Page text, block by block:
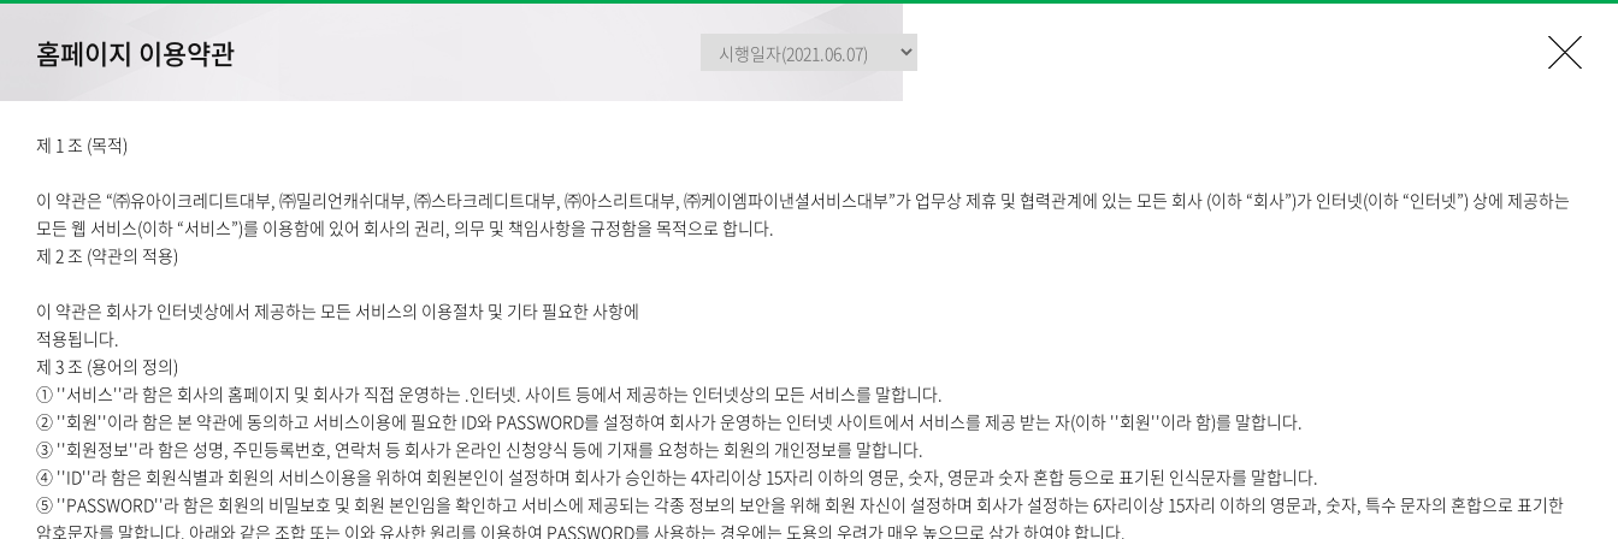
홈페이지 이용약관
제 1 조 (목적)
이 약관은 “㈜유아이크레디트대부, ㈜밀리언캐쉬대부, ㈜스타크레디트대부, ㈜아스리트대부, ㈜케이엠파이낸셜서비스대부”가 업무상 제휴 및 협력관계에 있는 모든 회사 (이하 “회사”)가 인터넷(이하 “인터넷”) 상에 제공하는
모든 웹 서비스(이하 “서비스”)를 이용함에 있어 회사의 권리, 의무 및 책임사항을 규정함을 목적으로 합니다.
제 2 조 (약관의 적용)
이 약관은 회사가 인터넷상에서 제공하는 모든 서비스의 이용절차 및 기타 필요한 사항에
적용됩니다.
제 3 조 (용어의 정의)
① ''서비스''라 함은 회사의 홈페이지 및 회사가 직접 운영하는 .인터넷. 사이트 등에서 제공하는 인터넷상의 모든 서비스를 말합니다.
② ''회원''이라 함은 본 약관에 동의하고 서비스이용에 필요한 ID와 PASSWORD를 설정하여 회사가 운영하는 인터넷 사이트에서 서비스를 제공 받는 자(이하 ''회원''이라 함)를 말합니다.
③ ''회원정보''라 함은 성명, 주민등록번호, 연락처 등 회사가 온라인 신청양식 등에 기재를 요청하는 회원의 개인정보를 말합니다.
④ ''ID''라 함은 회원식별과 회원의 서비스이용을 위하여 회원본인이 설정하며 회사가 승인하는 4자리이상 15자리 이하의 영문, 숫자, 영문과 숫자 혼합 등으로 표기된 인식문자를 말합니다.
⑤ ''PASSWORD''라 함은 회원의 비밀보호 및 회원 본인임을 확인하고 서비스에 제공되는 각종 정보의 보안을 위해 회원 자신이 설정하며 회사가 설정하는 6자리이상 15자리 이하의 영문과, 숫자, 특수 문자의 혼합으로 표기한
암호문자를 말합니다. 아래와 같은 조합 또는 이와 유사한 원리를 이용하여 PASSWORD를 사용하는 경우에는 도용의 우려가 매우 높으므로 삼가 하여야 합니다.